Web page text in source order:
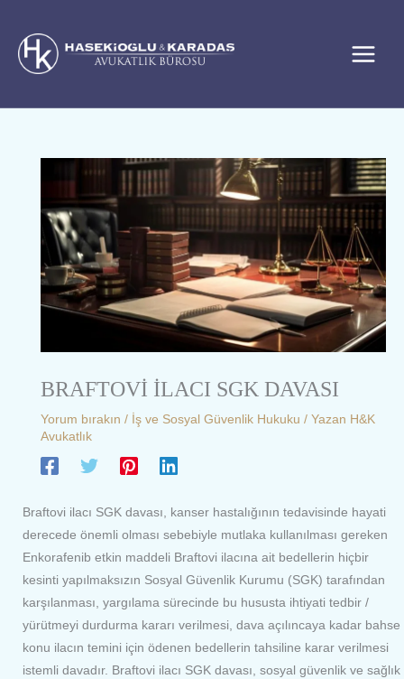
BRAFTOVİ İLACI SGK DAVASI
Yorum bırakın / İş ve Sosyal Güvenlik Hukuku / Yazan H&K
Avukatlık
Braftovi ilacı SGK davası, kanser hastalığının tedavisinde hayati
derecede önemli olması sebebiyle mutlaka kullanılması gereken
Enkorafenib etkin maddeli Braftovi ilacına ait bedellerin hiçbir
kesinti yapılmaksızın Sosyal Güvenlik Kurumu (SGK) tarafından
karşılanması, yargılama sürecinde bu hususta ihtiyati tedbir /
yürütmeyi durdurma kararı verilmesi, dava açılıncaya kadar bahse
konu ilacın temini için ödenen bedellerin tahsiline karar verilmesi
istemli davadır. Braftovi ilacı SGK davası, sosyal güvenlik ve sağlık